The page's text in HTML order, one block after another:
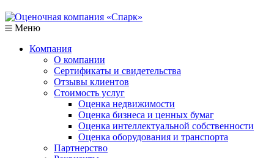
Меню
Компания
О компании
Сертификаты и свидетельства
Отзывы клиентов
Стоимость услуг
Оценка недвижимости
Оценка бизнеса и ценных бумаг
Оценка интеллектуальной собственности
Оценка оборудования и транспорта
Партнерство